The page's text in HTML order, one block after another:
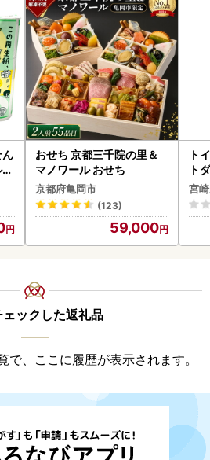
9
おせち 京都三千院の里＆
マノワール おせち
京都府亀岡市
(123)
59,000
ト
ト
速
宮
ックした返礼品
で、ここに履歴が表示されます。